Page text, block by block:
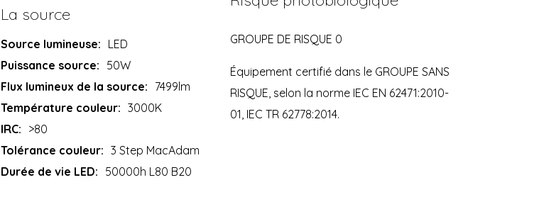
La source
Source lumineuse: LED
Puissance source: 50W
Flux lumineux de la source: 7499lm
Température couleur: 3000K
IRC: >80
Tolérance couleur: 3 Step MacAdam
Durée de vie LED: 50000h L80 B20
GROUPE DE RISQUE 0
Équipement certifié dans le GROUPE SANS
RISQUE, selon la norme IEC EN 62471:2010-
01, IEC TR 62778:2014.